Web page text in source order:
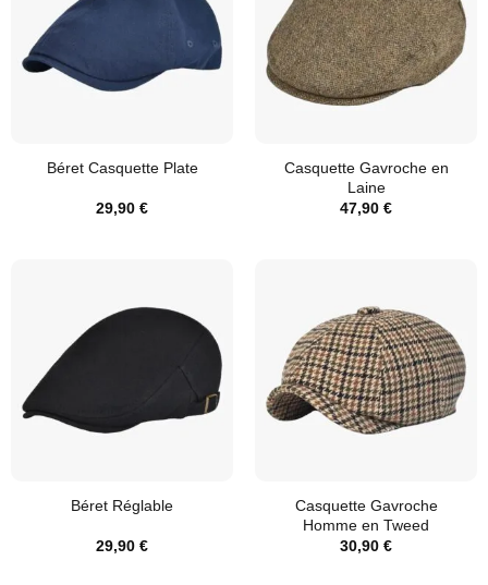
Béret Casquette Plate
29,90 €
Casquette Gavroche en
Laine
47,90 €
Béret Réglable
29,90 €
Casquette Gavroche
Homme en Tweed
30,90 €